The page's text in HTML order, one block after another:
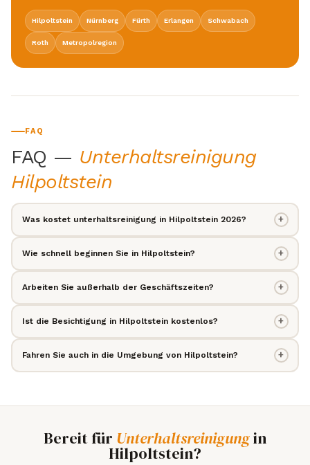
Hilpoltstein Nürnberg Fürth Erlangen Schwabach
Roth Metropolregion
FAQ
FAQ — Unterhaltsreinigung
Hilpoltstein
Was kostet unterhaltsreinigung in Hilpoltstein 2026? +
Wie schnell beginnen Sie in Hilpoltstein? +
Arbeiten Sie außerhalb der Geschäftszeiten? +
Ist die Besichtigung in Hilpoltstein kostenlos? +
Fahren Sie auch in die Umgebung von Hilpoltstein? +
Bereit für Unterhaltsreinigungin
Hilpoltstein?